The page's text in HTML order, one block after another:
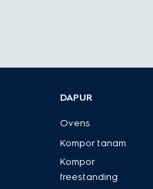
DAPUR
Ovens
Kompor tanam
Kompor
freestanding